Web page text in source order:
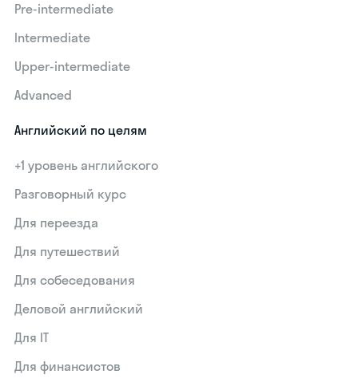
Pre-intermediate
Intermediate
Upper-intermediate
Advanced
Английский по целям
+1 уровень английского
Разговорный курс
Для переезда
Для путешествий
Для собеседования
Деловой английский
Для IT
Для финансистов